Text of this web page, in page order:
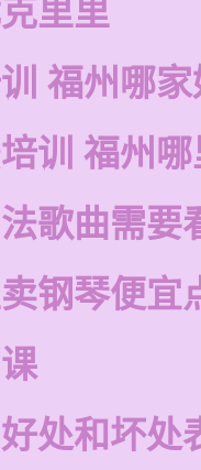
里里
福州哪
训 福州
歌曲需要
钢琴便宜
处和坏处